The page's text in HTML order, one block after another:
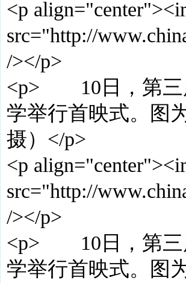
<p
src="http://
/></p>
<p> 10日，第三
学举行首映式。图
摄）</p>
<p
src="http://
/></p>
<p> 10日，第三
学举行首映式。图